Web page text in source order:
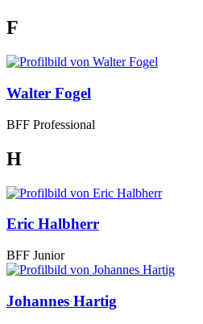
F
Walter Fogel
BFF Professional
H
Eric Halbherr
BFF Junior
Johannes Hartig